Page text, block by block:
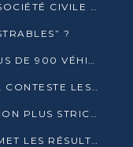
GOUVERNANCE FORESTIÈRE : LA SOCIÉTÉ CIVILE CONGOLAISE AFFICHE SES PRIORITÉS POUR 2026
?
CONGO TERMINAL DÉCHARGE PLUS DE 900 VÉHICULES EN QUELQUES HEURES
PRÉSIDENTIELLE : DAVE MAFOULA CONTESTE LES RÉSULTATS PROVISOIRES
LA DGSP ANNONCE UNE RÉPRESSION PLUS STRICTE CONTRE LES MOTO-TAXIS
PRÉSIDENTIELLE : LA CNEI TRANSMET LES RÉSULTATS PROVISOIRES À LA COUR CONSTITUTIONNELLE